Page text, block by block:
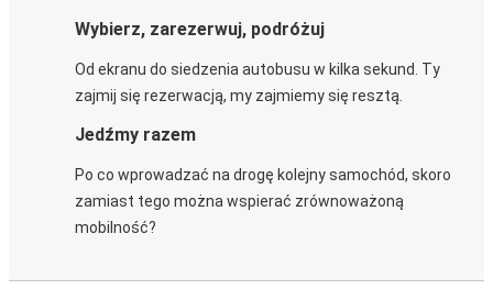
Wybierz, zarezerwuj, podróżuj
Od ekranu do siedzenia autobusu w kilka sekund. Ty
zajmij się rezerwacją, my zajmiemy się resztą.
Jedźmy razem
Po co wprowadzać na drogę kolejny samochód, skoro
zamiast tego można wspierać zrównoważoną
mobilność?